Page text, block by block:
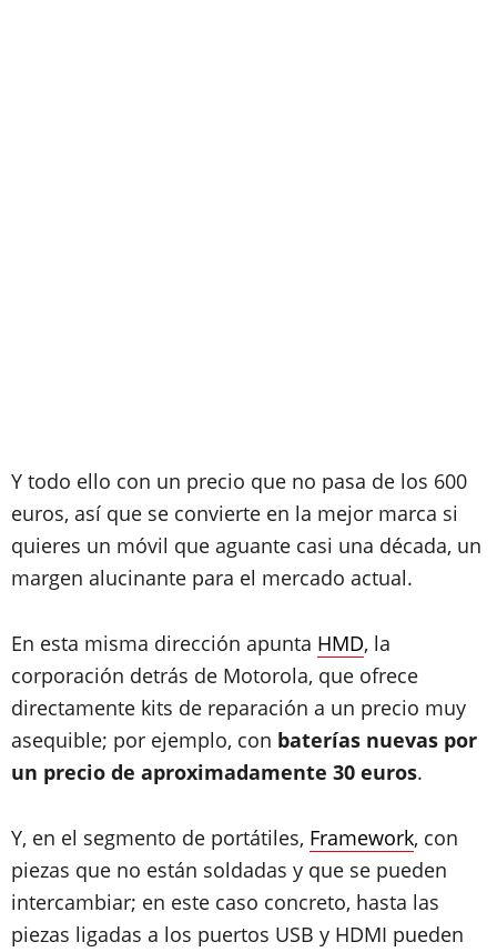
Y todo ello con un precio que no pasa de los 600
euros, así que se convierte en la mejor marca si
quieres un móvil que aguante casi una década, un
margen alucinante para el mercado actual.
En esta misma dirección apunta HMD, la
corporación detrás de Motorola, que ofrece
directamente kits de reparación a un precio muy
asequible; por ejemplo, con baterías nuevas por
un precio de aproximadamente 30 euros.
Y, en el segmento de portátiles, Framework, con
piezas que no están soldadas y que se pueden
intercambiar; en este caso concreto, hasta las
piezas ligadas a los puertos USB y HDMI pueden